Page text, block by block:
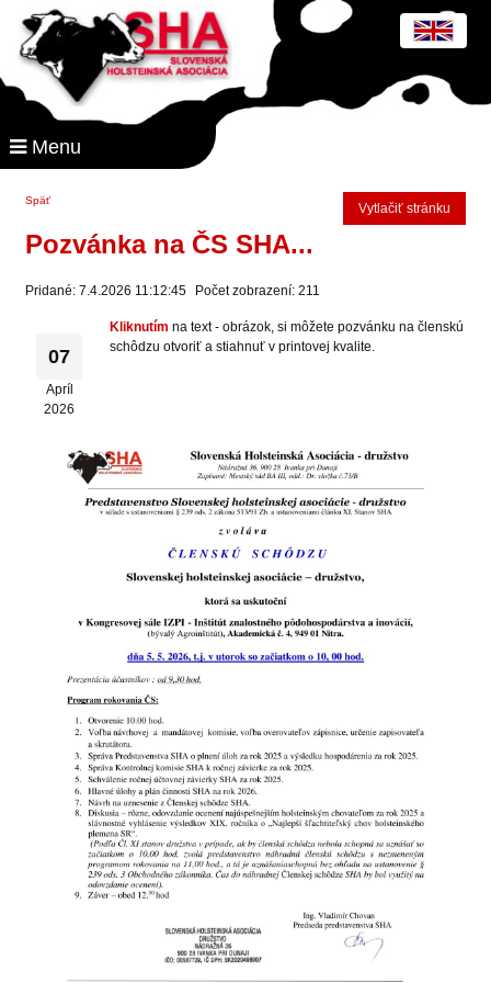
Menu
Späť
Vytlačiť stránku
Pozvánka na ČS SHA...
Pridané: 7.4.2026 11:12:45 Počet zobrazení: 211
07
Apríl
2026
Kliknutím na text - obrázok, si môžete pozvánku na členskú
schôdzu otvoriť a stiahnuť v printovej kvalite.